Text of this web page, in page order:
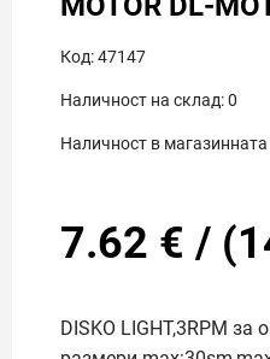
Код:47147
Наличност на склад:0
Наличност в магазинната
7.62 € / (
DISKO LIGHT,3RPM за